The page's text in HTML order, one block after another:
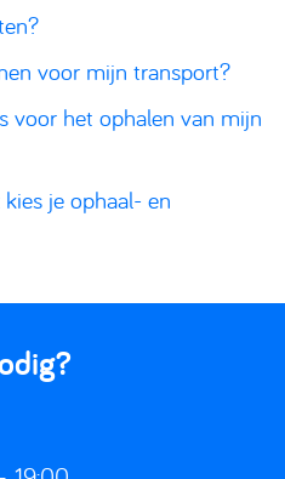
voor mijn transport?
voor het ophalen van mijn
je ophaal- en